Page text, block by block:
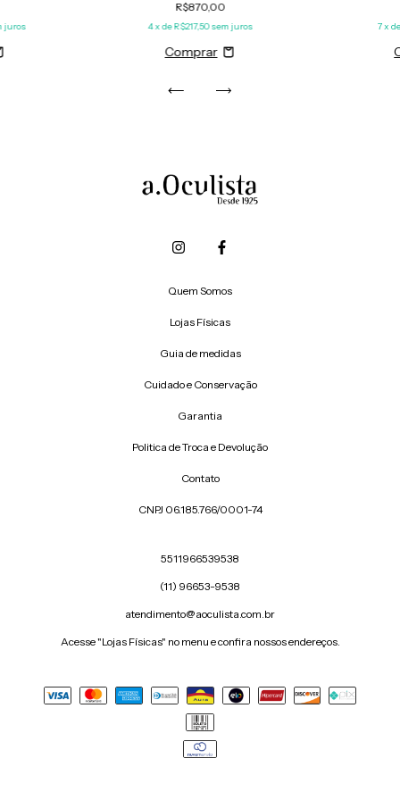
juros
R$870,00
4x deR$217,50 sem juros 7x
Quem Somos
Lojas Físicas
Guia de medidas
Cuidado e Conservação
Garantia
Politica de Troca e Devolução
Contato
CNPJ 06.185.766/0001-74
5511966539538
(11) 96653-9538
atendimento@aoculista.com.br
Acesse "Lojas Físicas" no menu e confira nossos endereços.